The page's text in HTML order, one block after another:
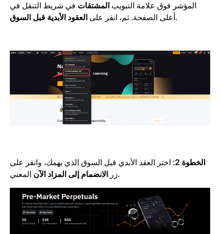
المؤشر فوق علامة التبويبالمشتقاتفي شريط التنقل في
أعلى الصفحة. ثم، انقر علىالعقود الأبدية قبل السوق
الخطوة 2 : اختر العقد الأبدي قبل السوق الذي يهمك، وانقر على
الانضمام إلى المزاد الآن